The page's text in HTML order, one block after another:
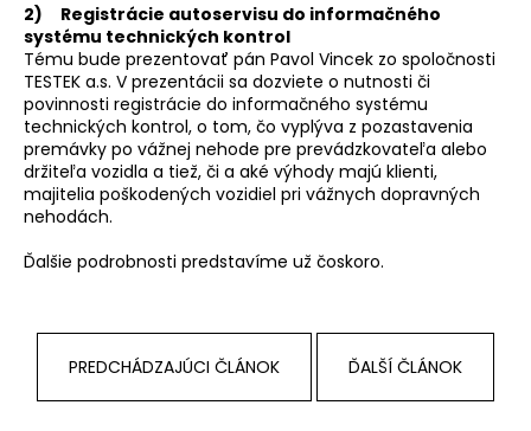
2) Registrácie autoservisu do informačného
systému technických kontrol
Tému bude prezentovať pán Pavol Vincek zo spoločnosti
TESTEK a.s. V prezentácii sa dozviete o nutnosti či
povinnosti registrácie do informačného systému
technických kontrol, o tom, čo vyplýva z pozastavenia
premávky po vážnej nehode pre prevádzkovateľa alebo
držiteľa vozidla a tiež, či a aké výhody majú klienti,
majitelia poškodených vozidiel pri vážnych dopravných
nehodách.
Ďalšie podrobnosti predstavíme už čoskoro.
PREDCHÁDZAJÚCI ČLÁNOK ĎALŠÍ ČLÁNOK
O
d
p
o
r
ú
č
a
m
e